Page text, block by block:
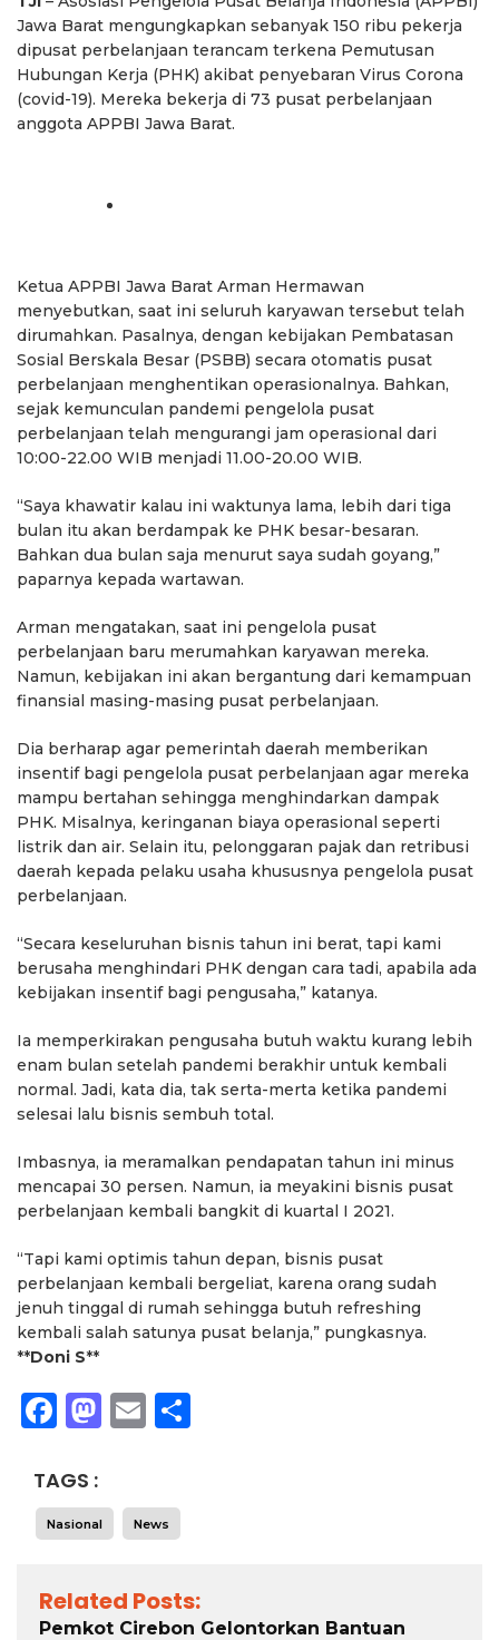
Jawa Barat mengungkapkan sebanyak 150 ribu pekerja
dipusat perbelanjaan terancam terkena Pemutusan
Hubungan Kerja (PHK) akibat penyebaran Virus Corona
(covid-19). Mereka bekerja di 73 pusat perbelanjaan
anggota APPBI Jawa Barat.
Ketua APPBI Jawa Barat Arman Hermawan
menyebutkan, saat ini seluruh karyawan tersebut telah
dirumahkan. Pasalnya, dengan kebijakan Pembatasan
Sosial Berskala Besar (PSBB) secara otomatis pusat
perbelanjaan menghentikan operasionalnya. Bahkan,
sejak kemunculan pandemi pengelola pusat
perbelanjaan telah mengurangi jam operasional dari
10:00-22.00 WIB menjadi 11.00-20.00 WIB.
“Saya khawatir kalau ini waktunya lama, lebih dari tiga
bulan itu akan berdampak ke PHK besar-besaran.
Bahkan dua bulan saja menurut saya sudah goyang,”
paparnya kepada wartawan.
Arman mengatakan, saat ini pengelola pusat
perbelanjaan baru merumahkan karyawan mereka.
Namun, kebijakan ini akan bergantung dari kemampuan
finansial masing-masing pusat perbelanjaan.
Dia berharap agar pemerintah daerah memberikan
insentif bagi pengelola pusat perbelanjaan agar mereka
mampu bertahan sehingga menghindarkan dampak
PHK. Misalnya, keringanan biaya operasional seperti
listrik dan air. Selain itu, pelonggaran pajak dan retribusi
daerah kepada pelaku usaha khususnya pengelola pusat
perbelanjaan.
“Secara keseluruhan bisnis tahun ini berat, tapi kami
berusaha menghindari PHK dengan cara tadi, apabila ada
kebijakan insentif bagi pengusaha,” katanya.
Ia memperkirakan pengusaha butuh waktu kurang lebih
enam bulan setelah pandemi berakhir untuk kembali
normal. Jadi, kata dia, tak serta-merta ketika pandemi
selesai lalu bisnis sembuh total.
Imbasnya, ia meramalkan pendapatan tahun ini minus
mencapai 30 persen. Namun, ia meyakini bisnis pusat
perbelanjaan kembali bangkit di kuartal I 2021.
“Tapi kami optimis tahun depan, bisnis pusat
perbelanjaan kembali bergeliat, karena orang sudah
jenuh tinggal di rumah sehingga butuh refreshing
kembali salah satunya pusat belanja,” pungkasnya.
**Doni S**
Facebook
Mastodon
Email
TAGS :
Nasional News
Related Posts:
Pemkot Cirebon Gelontorkan Bantuan